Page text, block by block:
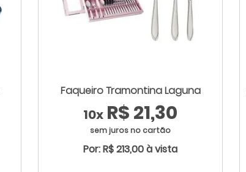
Faqueiro Tramontina Laguna
10x R$ 21,30
sem juros no cartão
Por: R$ 213,00 à vista